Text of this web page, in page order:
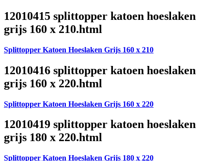
12010415 splittopper katoen hoeslaken
grijs 160 x 210.html
Splittopper Katoen Hoeslaken Grijs 160 x 210
12010416 splittopper katoen hoeslaken
grijs 160 x 220.html
Splittopper Katoen Hoeslaken Grijs 160 x 220
12010419 splittopper katoen hoeslaken
grijs 180 x 220.html
Splittopper Katoen Hoeslaken Grijs 180 x 220